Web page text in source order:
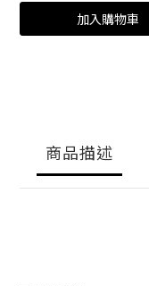
加入購物車
商品描述